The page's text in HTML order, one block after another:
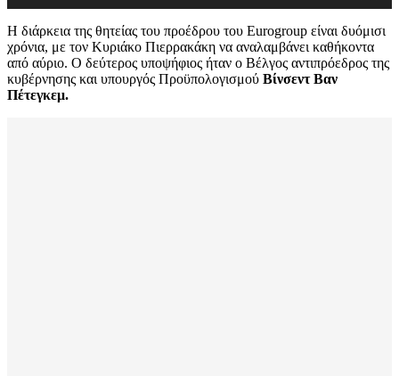
Η διάρκεια της θητείας του προέδρου του Eurogroup είναι δυόμισι
χρόνια, με τον Κυριάκο Πιερρακάκη να αναλαμβάνει καθήκοντα
από αύριο. Ο δεύτερος υποψήφιος ήταν ο Βέλγος αντιπρόεδρος της
κυβέρνησης και υπουργός Προϋπολογισμού Βίνσεντ Βαν
Πέτεγκεμ.